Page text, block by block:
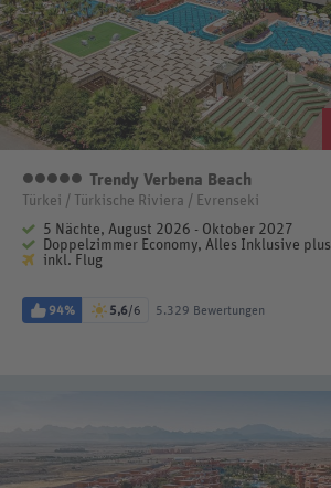
5 Sterne
Trendy Verbena Beach
Türkei / Türkische Riviera / Evrenseki
5 Nächte, August 2026 - Oktober 2027
Doppelzimmer Economy, Alles Inklusive plus
inkl. Flug
94% 5,6/6 5.329 Bewertungen